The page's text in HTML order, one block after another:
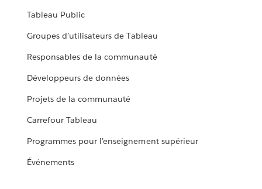
Tableau Public
Groupes d’utilisateurs de Tableau
Responsables de la communauté
Développeurs de données
Projets de la communauté
Carrefour Tableau
Programmes pour l’enseignement supérieur
Événements